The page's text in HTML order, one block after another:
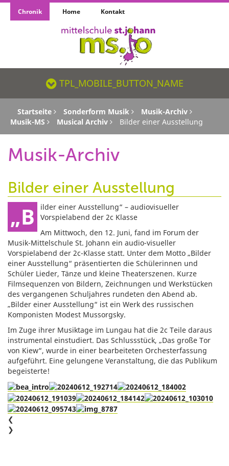
Chronik Home Kontakt
TPL_MOBILE_BUTTON_NAME_SR
TPL_MOBILE_BUTTON_NAME
Startseite Sonderform Musik
Musik-Archiv
Musik-MS
Musical Archiv Bilder einer Ausstellung
Musik-Archiv
Bilder einer Ausstellung
„Bilder einer Ausstellung“ – audiovisueller
Vorspielabend der 2c Klasse
Am Mittwoch, den 12. Juni, fand im Forum der
Musik-Mittelschule St. Johann ein audio-visueller
Vorspielabend der 2c-Klasse statt. Unter dem Motto „Bilder
einer Ausstellung“ präsentierten die Schülerinnen und
Schüler Lieder, Tänze und kleine Theaterszenen. Kurze
Filmsequenzen von Bildern, Zeichnungen und Werkstücken
des vergangenen Schuljahres rundeten den Abend ab.
„Bilder einer Ausstellung“ ist ein Werk des russischen
Komponisten Modest Mussorgsky.
Im Zuge ihrer Musiktage im Lungau hat die 2c Teile daraus
instrumental einstudiert. Das Schlussstück, „Das große Tor
von Kiew“, wurde in einer bearbeiteten Orchesterfassung
aufgeführt. Eine gelungene Veranstaltung, die das Publikum
begeisterte!
❮
❯